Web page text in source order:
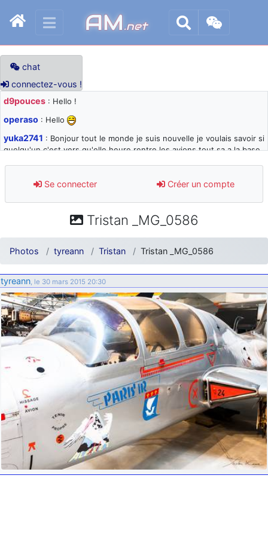
AM.net
chat
connectez-vous !
d9pouces : Hello !
operaso : Hello
yuka2741 : Bonjour tout le monde je suis nouvelle je voulais savoir si
quelqu'un c'est vers qu'elle heure rentre les avions tout sa a la base
d9pouces: désolé pour les quelques blocages du site ces derniers
jours : je teste des méthodes contre le spam et les bots trop nocifs
: Super, la nouvelle bannière
d9pouces
: je suis un avion@,._,+ > lesquels ? je ne suis pas sûr de
comprendre
d9pouces: ouakamois > si tu parles du sujet sur l'Armée de l'Air,
bien sûr que oui !
je suis un avion@,._,+: Bonjour je viens d'arriver il y a quelques
moi et quelques avions n'ont pas les mêmes noms qu'aujourd'hui
ouakamois: Bonjourà toutes et à tous.en espérantque ces
quelques images du Pays Basque vous auront plu ; Agur…
d9pouces : Je me rattraperai à la Ferté samedi
: Malheureusement nonun peu trop loin pour moi !
fox_50: Bonjour, certains parmis vous étaient-ils présent au
meeting de Lann Bihoué de 2026 ?
cachée dans les pins
: Coucou et excellente année 2026 à tous et
au site!
jericho : Bonne année et tous mes meilleurs voeux à tous pour
2026 !
Se connecter Créer un compte
Tristan _MG_0586
Photos tyreann Tristan Tristan _MG_0586
tyreann, le 30 mars 2015 20:30